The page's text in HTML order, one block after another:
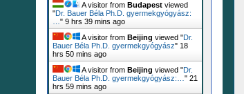
A visitor from Budapest viewed
"Dr. Bauer Béla Ph.D. gyermekgyógyász:
" 9 hrs 39 mins ago
A visitor from Beijing viewed "Dr.
Bauer Béla Ph.D. gyermekgyógyász" 18
hrs 50 mins ago
A visitor from Beijing viewed "Dr.
Bauer Béla Ph.D. gyermekgyógyász:… " 21
hrs 59 mins ago